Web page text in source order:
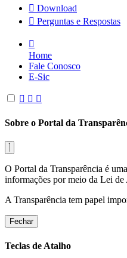
Download
Perguntas e Respostas
Home
Fale Conosco
E-Sic
Sobre o Portal da
O Portal da Transparência é
informações por meio da Lei de
A Transparência tem papel
Fechar
Teclas de Atalho